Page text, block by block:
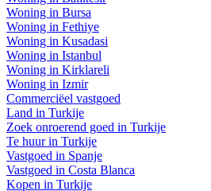
Woning in Bursa
Woning in Fethiye
Woning in Kusadasi
Woning in Istanbul
Woning in Kirklareli
Woning in Izmir
Commerciëel vastgoed
Land in Turkije
Zoek onroerend goed in Turkije
Te huur in Turkije
Vastgoed in Spanje
Vastgoed in Costa Blanca
Kopen in Turkije